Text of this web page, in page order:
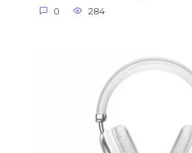
0 284